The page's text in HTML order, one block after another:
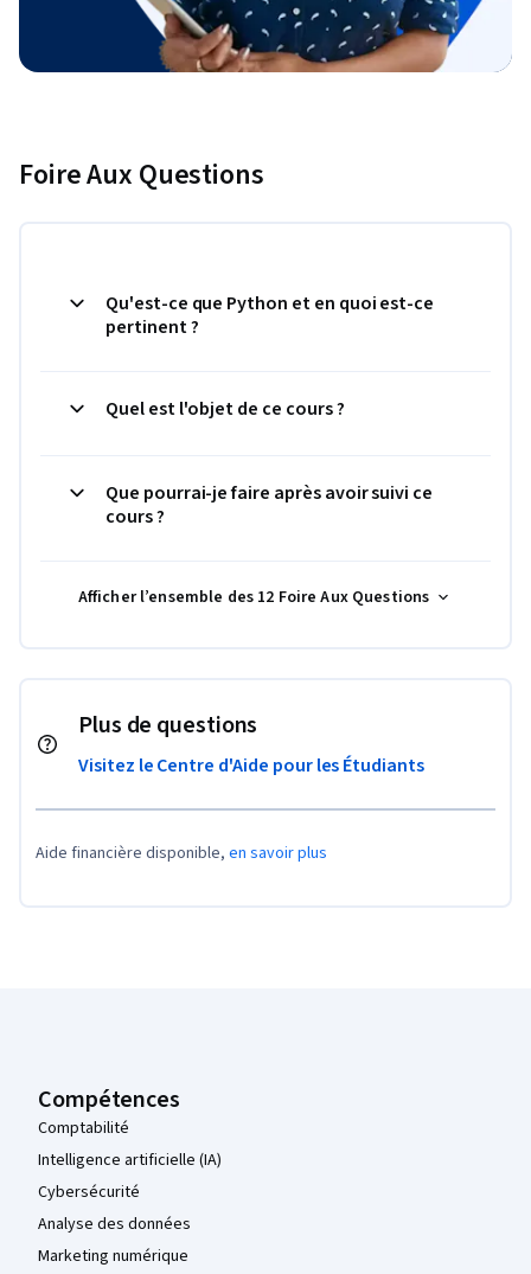
Foire Aux Questions
Qu'est-ce que Python et en quoi est-ce
pertinent ?
Quel est l'objet de ce cours ?
Que pourrai-je faire après avoir suivi ce
cours ?
Afficher l’ensemble des 12 Foire Aux Questions
Plus de questions
Visitez le Centre d'Aide pour les Étudiants
Aide financière disponible, en savoir plus
Compétences
Comptabilité
Intelligence artificielle (IA)
Cybersécurité
Analyse des données
Marketing numérique